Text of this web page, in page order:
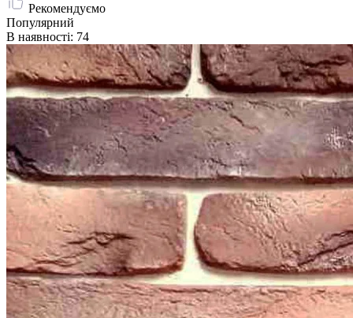
Рекомендуємо
Популярний
В наявності: 74